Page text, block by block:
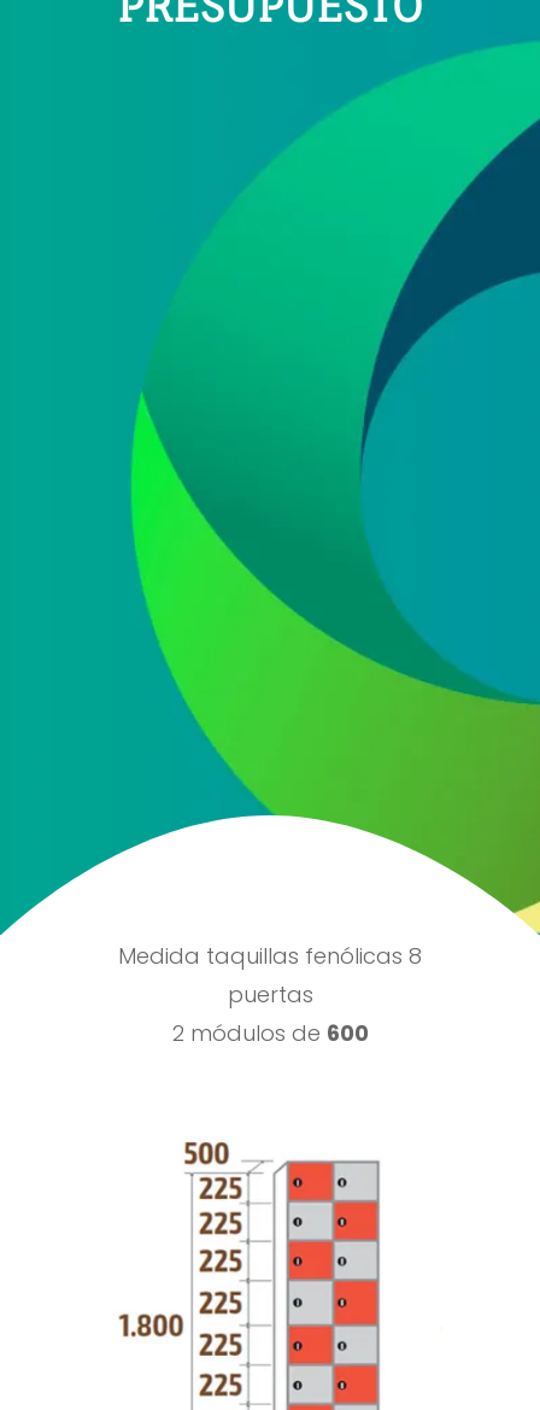
He leído y acepto la
política de protección de
Acepto recibir información comercial sobre las ofertas
y promociones de nuestra empresa (NET QUINTOS, S.L.)
relacionadas con nuestro sector en base a nuestra
política de protección de datos
Medida taquillas fenólicas 8
puertas
2 módulos de 600